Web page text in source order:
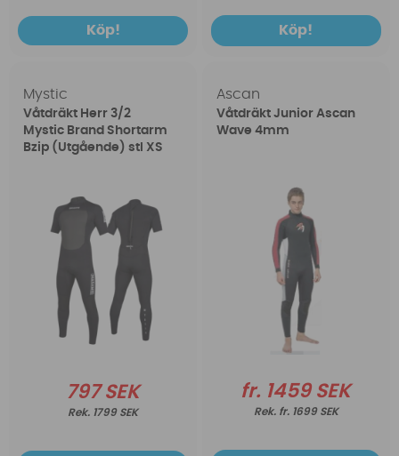
Köp! Köp!
Mystic
Våtdräkt Herr 3/2
Mystic Brand Shortarm
Bzip (Utgående) stl XS
797 SEK
1799 SEK
Ascan
Våtdräkt Junior Ascan
Wave 4mm
fr. 1459 SEK
fr. 1699 SEK